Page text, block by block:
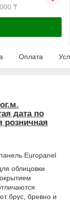
₸
Оплата
дата по
розничная
Europanel
облицовки
брус, бревно и